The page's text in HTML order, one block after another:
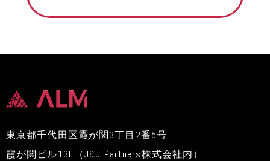
東京都千代田区霞が関3丁目2番5号
霞が関ビル13F（J&J Partners株式会社内）